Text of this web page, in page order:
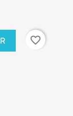
favorite_border